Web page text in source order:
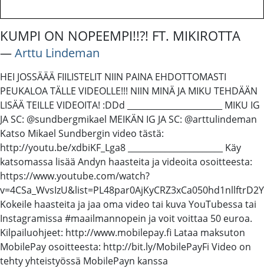
KUMPI ON NOPEEMPI!!?! FT. MIKIROTTA
―Arttu Lindeman
HEI JOSSÄÄÄ FIILISTELIT NIIN PAINA EHDOTTOMASTI
PEUKALOA TÄLLE VIDEOLLE!!! NIIN MINÄ JA MIKU TEHDÄÄN
LISÄÄ TEILLE VIDEOITA! :DDd _______________________ MIKU IG
JA SC: @sundbergmikael MEIKÄN IG JA SC: @arttulindeman
Katso Mikael Sundbergin video tästä:
http://youtu.be/xdbiKF_Lga8 _______________________ Käy
katsomassa lisää Andyn haasteita ja videoita osoitteesta:
https://www.youtube.com/watch?
v=4CSa_WvsIzU&list=PL48par0AjKyCRZ3xCa050hd1nllftrD2Y
Kokeile haasteita ja jaa oma video tai kuva YouTubessa tai
Instagramissa #maailmannopein ja voit voittaa 50 euroa.
Kilpailuohjeet: http://www.mobilepay.fi Lataa maksuton
MobilePay osoitteesta: http://bit.ly/MobilePayFi Video on
tehty yhteistyössä MobilePayn kanssa